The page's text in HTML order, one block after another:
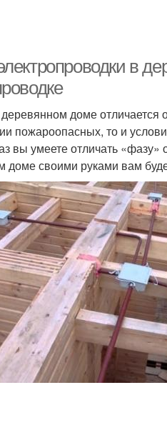
в
доме
пожароопасных, то и
вы умеете отличать
доме своими руками вам